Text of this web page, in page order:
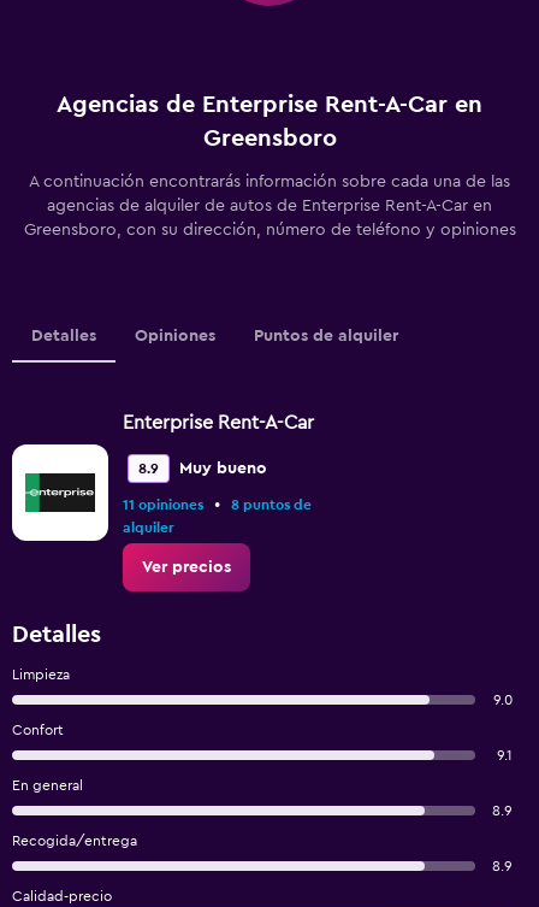
Agencias de Enterprise Rent-A-Car en
Greensboro
A continuación encontrarás información sobre cada una de las
agencias de alquiler de autos de Enterprise Rent-A-Car en
Greensboro, con su dirección, número de teléfono y opiniones
Detalles Opiniones Puntos de alquiler
Enterprise Rent-A-Car
8.9 Muy bueno
11 opiniones •
8 puntos de
alquiler
Ver precios
Detalles
Limpieza
9.0
Confort
9.1
En general
8.9
Recogida/entrega
8.9
Calidad-precio